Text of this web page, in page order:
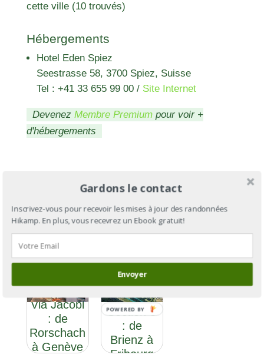
cette ville (10 trouvés)
Hébergements
Hotel Eden Spiez
Seestrasse 58, 3700 Spiez, Suisse
Tel : +41 33 655 99 00/ Site Internet
Devenez Membre Premiumpour voir +
d'hébergements
Via Jacobi
: de
Rorschach
à Genève
Via Jacobi
Section 3
: de
Brienz à
Fribourg
Gardons le contact
Inscrivez-vous pour recevoir les mises à jour des randonnées
Hikamp. En plus, vous recevrez un Ebook gratuit!
Envoyer
POWERED BY